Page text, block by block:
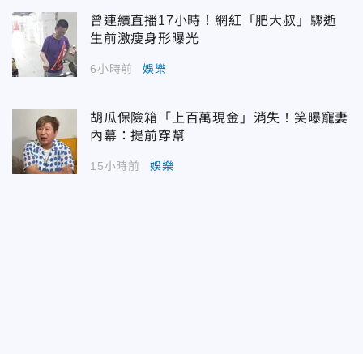
曾連續直播17小時！網紅「肥大叔」驟逝
生前激瘦身形曝光
6小時前 娛樂
胡瓜保險箱「上百萬現金」消失！笑曝寵妻
內幕：提前穿幫
15小時前 娛樂